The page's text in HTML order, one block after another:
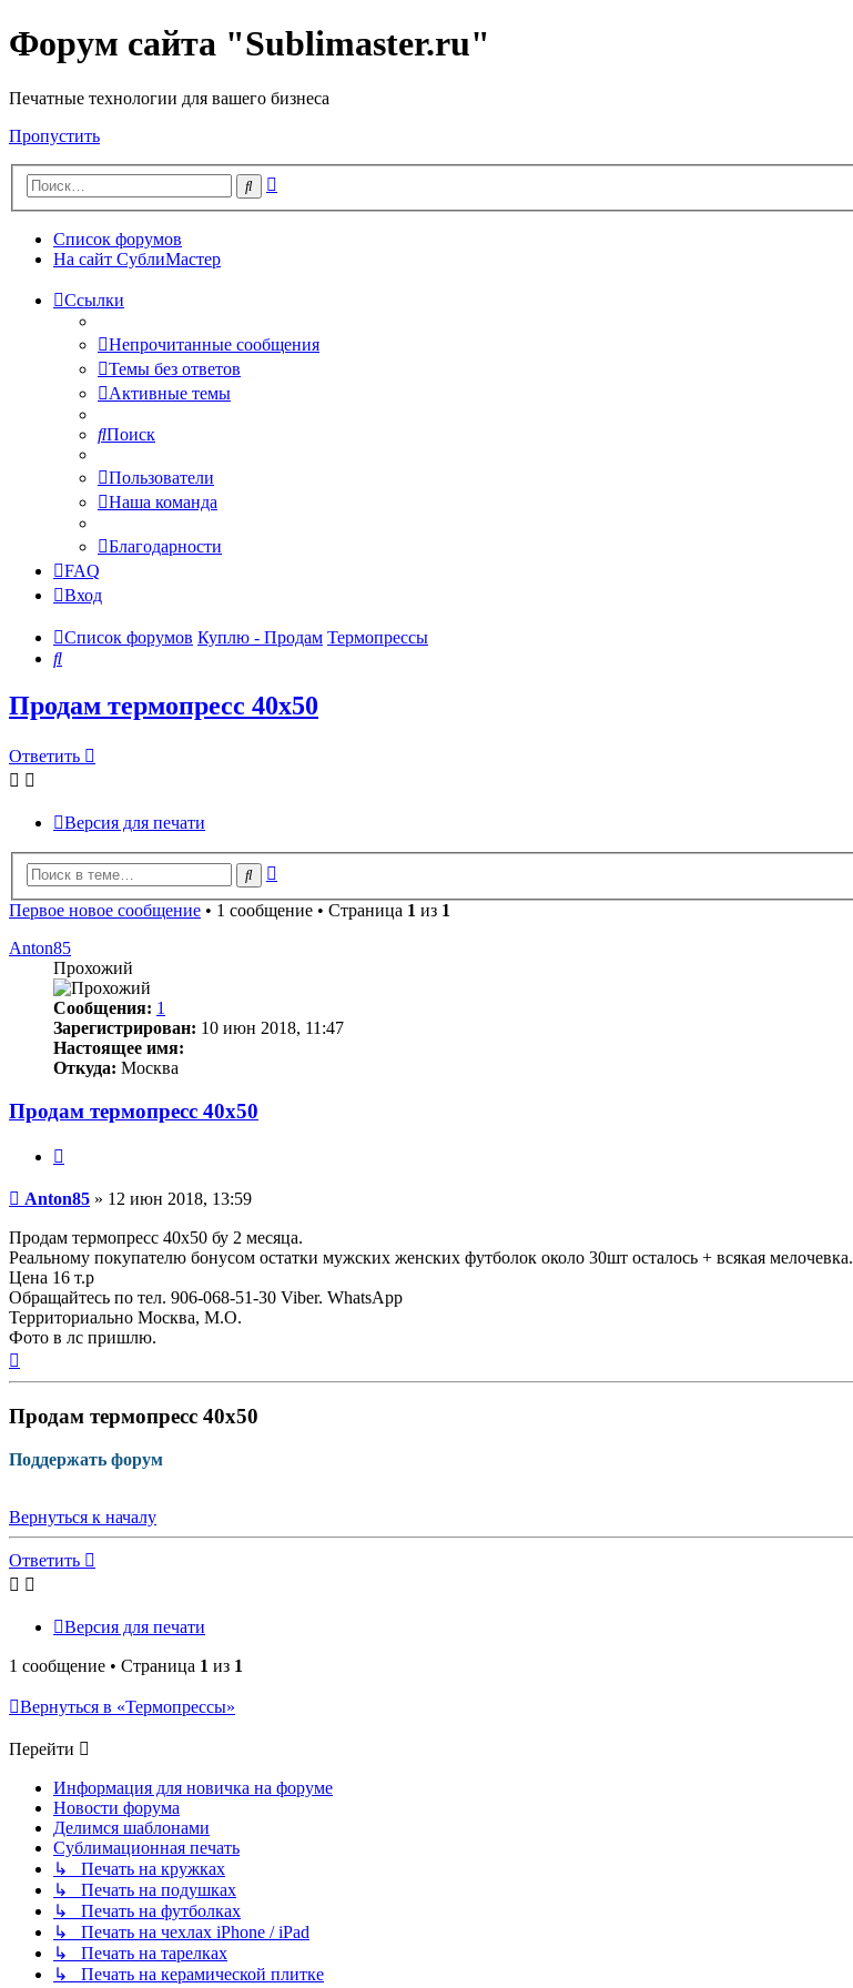
Форум сайта "Sublimaster.ru"
Печатные технологии для вашего бизнеса
Пропустить
Поиск
Список форумов
На сайт СублиМастер
Ссылки
Непрочитанные сообщения
Темы без ответов
Активные темы
Поиск
Пользователи
Наша команда
Благодарности
FAQ
Вход
Список форумов Куплю - Продам Термопрессы
Поиск
Продам термопресс 40х50
Ответить
Версия для печати
Поиск
Первое новое сообщение • 1 сообщение • Страница 1 из 1
Anton85
Прохожий
Сообщения: 1
Зарегистрирован: 10 июн 2018, 11:47
Настоящее имя:
Откуда: Москва
Продам термопресс 40х50
Непрочитанное
Anton85 » 12 июн 2018, 13:59
Продам термопресс 40х50 бу 2 месяца.
Реальному покупателю бонусом остатки мужских женских футболок около 30шт осталось + всякая мелочевка.
Цена 16 т.р
Обращайтесь по тел. 906-068-51-30 Viber. WhatsApp
Территориально Москва, М.О.
Фото в лс пришлю.
Продам термопресс 40х50
Поддержать форум
Вернуться к началу
Ответить
Версия для печати
1 сообщение • Страница 1 из 1
Вернуться в «Термопрессы»
Перейти
Информация для новичка на форуме
Новости форума
Делимся шаблонами
Сублимационная печать
↳ Печать на кружках
↳ Печать на подушках
↳ Печать на футболках
↳ Печать на чехлах iPhone / iPad
↳ Печать на тарелках
↳ Печать на керамической плитке